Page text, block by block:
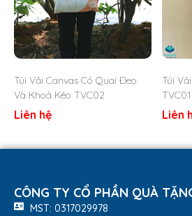
Túi Vải Canvas Có Quai Đeo
Và Khoá Kéo TVC02
Liên hệ
Túi
TVC01
Liên
CÔNG TY CỔ PHẦN QUÀ
MST: 0317029978